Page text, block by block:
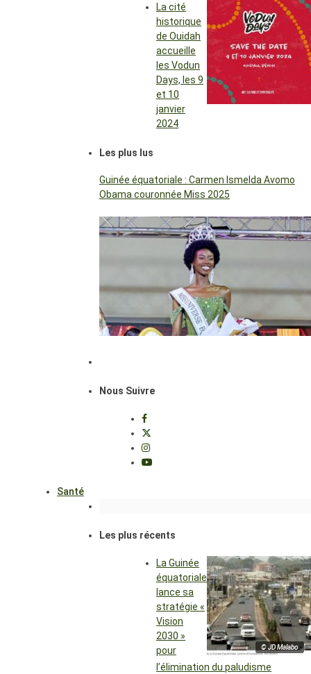
La cité
historique
de Ouidah
accueille
les Vodun
Days, les 9
et 10
janvier
2024
Les plus lus
Guinée équatoriale : Carmen Ismelda Avomo
Obama couronnée Miss 2025
Nous Suivre
Santé
Les plus récents
© JD Malabo
La Guinée
équatoriale
lance sa
stratégie «
Vision
2030 »
pour
l’élimination du paludisme